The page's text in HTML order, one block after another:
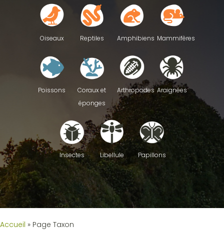
Oiseaux Reptiles Amphibiens Mammifères
Poissons
Coraux et
éponges
Arthropodes Araignées
Insectes Libellule Papillons
Accueil » Page Taxon